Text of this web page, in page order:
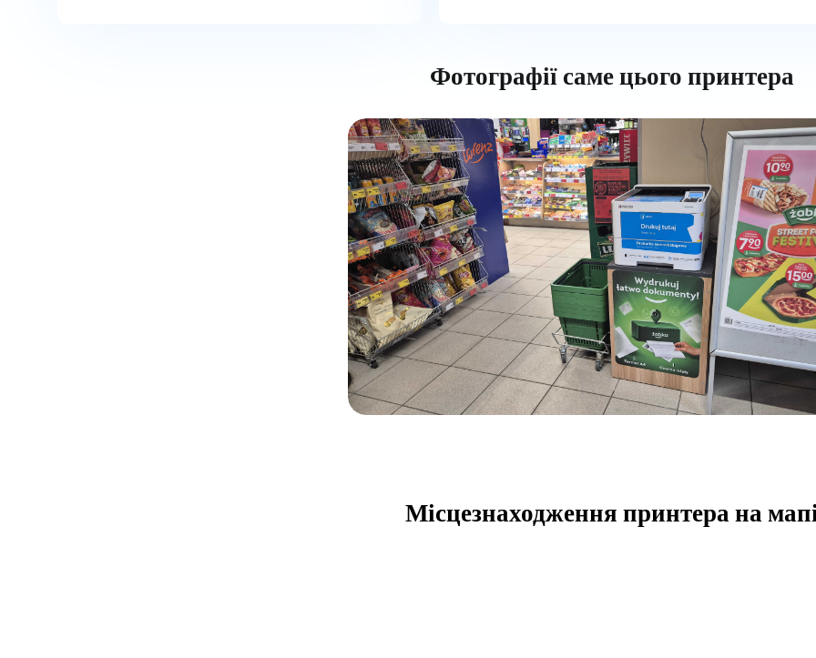
Фотографії саме цього принтера
Місцезнаходження принтера на